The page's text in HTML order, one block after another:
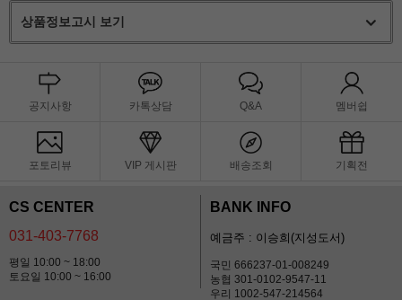
상품정보고시 보기
공지사항 카톡상담 Q&A 멤버쉽
포토리뷰 VIP 게시판 배송조회 기획전
CS CENTER
031-403-7768
평일 10:00 ~ 18:00
토요일 10:00 ~ 16:00
BANK INFO
예금주 : 이승희(지성도서)
국민 666237-01-008249
농협 301-0102-9547-11
우리 1002-547-214564